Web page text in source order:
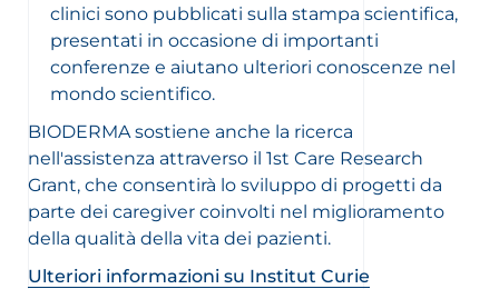
clinici sono pubblicati sulla stampa scientifica,
presentati in occasione di importanti
conferenze e aiutano ulteriori conoscenze nel
mondo scientifico.
BIODERMA sostiene anche la ricerca
nell'assistenza attraverso il 1st Care Research
Grant, che consentirà lo sviluppo di progetti da
parte dei caregiver coinvolti nel miglioramento
della qualità della vita dei pazienti.
Ulteriori informazioni su Institut Curie